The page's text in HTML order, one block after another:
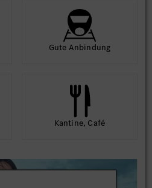
Gute An­bindung
Kantine, Café